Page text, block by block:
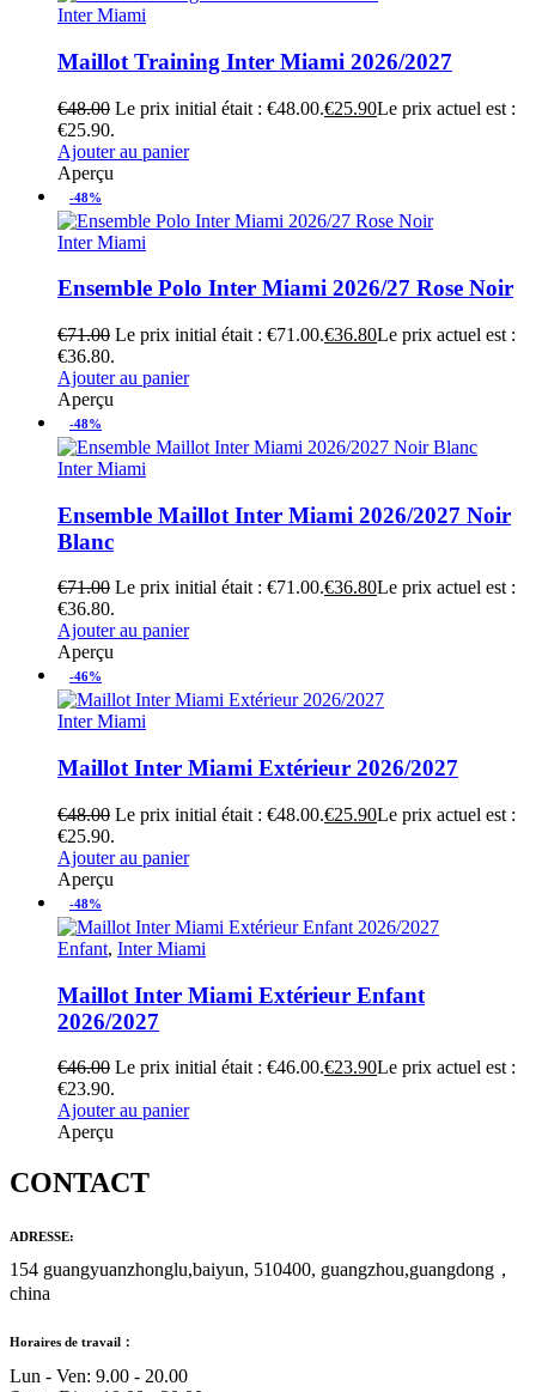
Inter Miami
Maillot Training Inter Miami 2026/2027
€48.00 Le prix initial était : €48.00.€25.90Le prix actuel est :
€25.90.
Ajouter au panier
Aperçu
-48%
Inter Miami
Ensemble Polo Inter Miami 2026/27 Rose Noir
€71.00 Le prix initial était : €71.00.€36.80Le prix actuel est :
€36.80.
Ajouter au panier
Aperçu
-48%
Inter Miami
Ensemble Maillot Inter Miami 2026/2027 Noir
Blanc
€71.00 Le prix initial était : €71.00.€36.80Le prix actuel est :
€36.80.
Ajouter au panier
Aperçu
-46%
Inter Miami
Maillot Inter Miami Extérieur 2026/2027
€48.00 Le prix initial était : €48.00.€25.90Le prix actuel est :
€25.90.
Ajouter au panier
Aperçu
-48%
Enfant, Inter Miami
Maillot Inter Miami Extérieur Enfant
2026/2027
€46.00 Le prix initial était : €46.00.€23.90Le prix actuel est :
€23.90.
Ajouter au panier
Aperçu
CONTACT
ADRESSE:
154 guangyuanzhonglu,baiyun, 510400, guangzhou,guangdong，
china
Horaires de travail：
Lun - Ven: 9.00 - 20.00